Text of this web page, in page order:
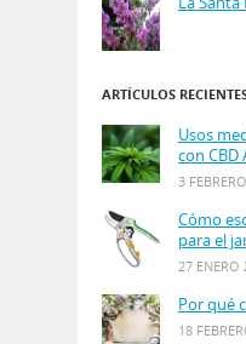
ARTÍCULOS
Usos
con CBD
3
Cómo
para el
27 ENERO
Por qué
18